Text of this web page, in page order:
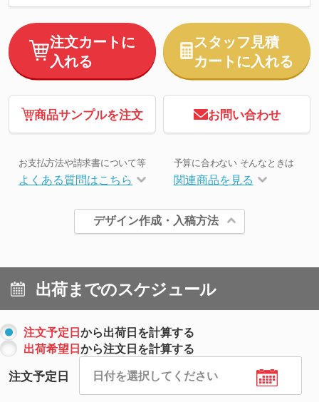
注文カートに
入れる
スタッフ見積
カートに入れる
商品サンプルを注文 お問い合わせ
お支払方法や請求書について等
よくある質問はこちら
予算に合わない そんなときは
関連商品を見る
デザイン作成・入稿方法
出荷までのスケジュール
注文予定日から出荷日を計算する
出荷希望日から注文日を計算する
注文予定日